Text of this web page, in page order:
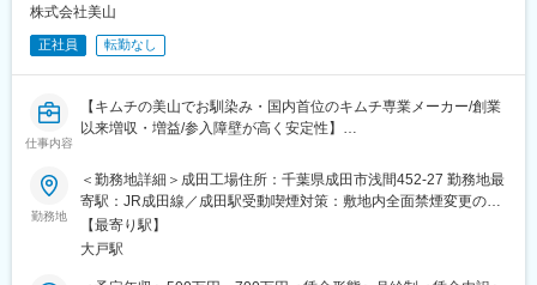
変更の範囲：会社の定める業務
した約30
アイテム。大手流通ＰＢ商品にも携わっており、一度は目にした
ことがある方も多いはず。キムチの味を追求し乳酸菌の研究にも
力を入れています。1日に約21万パックが全国で販売されてお
り、直近5年で売り上げも140％伸長と事業好調です。
■当社について：
います。キムチ専業メーカーとして創業50年以上、日本人向けの
キムチ開発、キムチに合う乳酸菌の研究を重ねてきました。キム
チ国内シェアはトップクラスで、大手スーパーなどで販売されて
います。直近5年で売り上げも140％伸長と事業好調です。
株式会社美山
正社員 転勤なし
仕事内容
【キムチの美山でお馴染み・国内首位のキムチ専業メーカー/創業
以来増収・増益/参入障壁が高く安定性】
■業務内容：
成田工場にて生産管理業務をお任せします。現在生産ラインは包
装(容器の補充)部門・下処理(入庫野菜の受入れ～投入)部門・調味
部門がありますが、1ラインだけではなく、生産体制の全体の状況
把握や部門間調整（5S管理等含)を行い、安定した生産体制や組織
強化を行っていきたいと考えています。
勤務地
＜勤務地詳細＞成田工場住所：千葉県成田市浅間452-27 勤務地最
寄駅：JR成田線／成田駅受動喫煙対策：敷地内全面禁煙変更の範
囲：会社の定める事業所
【最寄り駅】
大戸駅